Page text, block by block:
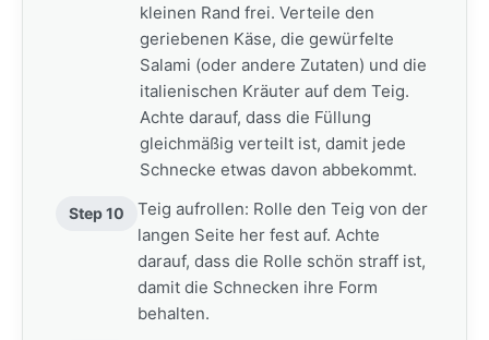
kleinen Rand frei. Verteile den
geriebenen Käse, die gewürfelte
Salami (oder andere Zutaten) und die
italienischen Kräuter auf dem Teig.
Achte darauf, dass die Füllung
gleichmäßig verteilt ist, damit jede
Schnecke etwas davon abbekommt.
Step 10
Teig aufrollen: Rolle den Teig von der
langen Seite her fest auf. Achte
darauf, dass die Rolle schön straff ist,
damit die Schnecken ihre Form
behalten.